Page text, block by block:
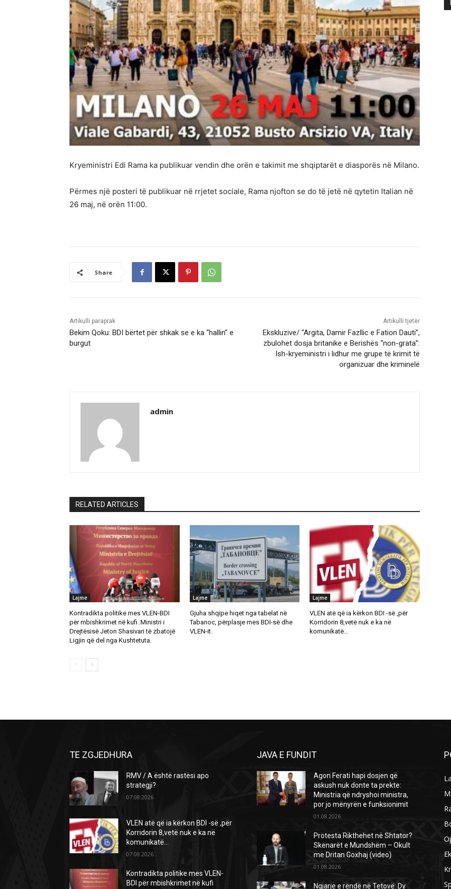
Kryeministri Edi Rama ka publikuar vendin dhe orën e takimit me shqiptarët e diasporës në Milano.
Përmes një posteri të publikuar në rrjetet sociale, Rama njofton se do të jetë në qytetin Italian në
26 maj, në orën 11:00.
Share
Artikulli paraprak
Bekim Qoku: BDI bërtet për shkak se e ka “hallin” e
burgut
Artikulli tjetër
Ekskluzive/ “Argita, Damir Fazllic e Fation Dauti”,
zbulohet dosja britanike e Berishës “non-grata”:
Ish-kryeministri i lidhur me grupe të krimit të
organizuar dhe kriminelë
admin
RELATED ARTICLES
Lajme
Kontradikta politike mes VLEN-BDI
për mbishkrimet në kufi .Ministri i
Drejtësisë Jeton Shasivari të zbatojë
Ligjin që del nga Kushtetuta.
Lajme
Gjuha shqipe hiqet nga tabelat në
Tabanoc, përplasje mes BDI-së dhe
VLEN-it.
Lajme
VLEN atë që ia kërkon BDI -së ,për
Korridorin 8,vetë nuk e ka në
komunikatë…
TE ZGJEDHURA
RMV / A është rastësi apo
strategji?
07.08.2026
VLEN atë që ia kërkon BDI -së ,për
Korridorin 8,vetë nuk e ka në
komunikatë…
07.08.2026
Kontradikta politike mes VLEN-
BDI për mbishkrimet në kufi
JAVA E FUNDIT
Agon Ferati hapi dosjen që
askush nuk donte ta prekte:
Ministria që ndryshoi ministra,
por jo mënyrën e funksionimit
01.08.2026
Protesta Rikthehet në Shtator?
Skenarët e Mundshëm – Okult
me Dritan Goxhaj (video)
01.08.2026
Ngjarje e rëndë në Tetovë: Dy